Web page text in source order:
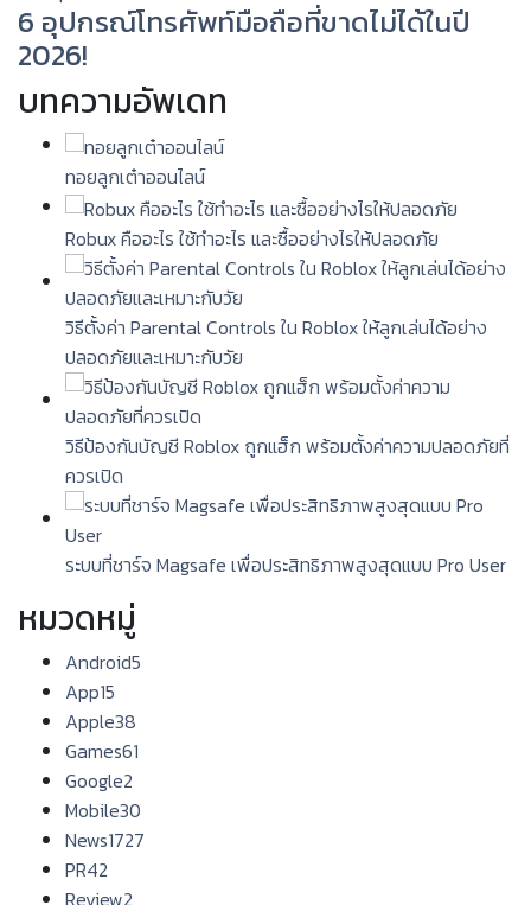
6 อุปกรณ์โทรศัพท์มือถือที่ขาดไม่ได้ในปี
2026!
บทความอัพเดท
ทอยลูกเต๋าออนไลน์
Robux คืออะไร ใช้ทำอะไร และซื้ออย่างไรให้ปลอดภัย
วิธีตั้งค่า Parental Controls ใน Roblox ให้ลูกเล่นได้อย่าง
ปลอดภัยและเหมาะกับวัย
วิธีป้องกันบัญชี Roblox ถูกแฮ็ก พร้อมตั้งค่าความปลอดภัยที่
ควรเปิด
ระบบที่ชาร์จ Magsafe เพื่อประสิทธิภาพสูงสุดแบบ Pro User
หมวดหมู่
Android5
App15
Apple38
Games61
Google2
Mobile30
News1727
PR42
Review2